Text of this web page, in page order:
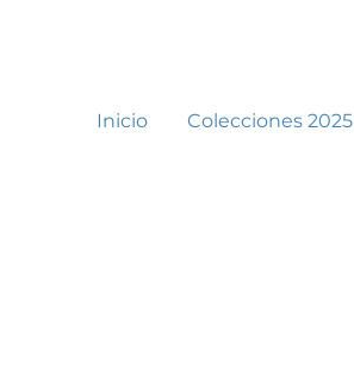
Inicio Colecciones 2025